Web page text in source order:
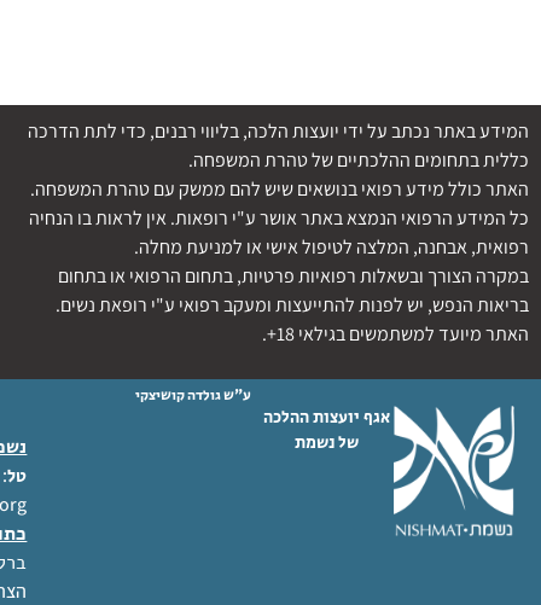
המידע באתר נכתב על ידי יועצות הלכה, בליווי רבנים, כדי לתת הדרכה
כללית בתחומים ההלכתיים של טהרת המשפחה.
האתר כולל מידע רפואי בנושאים שיש להם ממשק עם טהרת המשפחה.
כל המידע הרפואי הנמצא באתר אושר ע"י רופאות. אין לראות בו הנחיה
רפואית, אבחנה, המלצה לטיפול אישי או למניעת מחלה.
במקרה הצורך ובשאלות רפואיות פרטיות, בתחום הרפואי או בתחום
בריאות הנפש, יש לפנות להתייעצות ומעקב רפואי ע"י רופאת נשים.
האתר מיועד למשתמשים בגילאי 18+.
אגף יועצות ההלכה
של נשמת
ע"ש גולדה קושיצקי
טל: 02-6404333
ברל